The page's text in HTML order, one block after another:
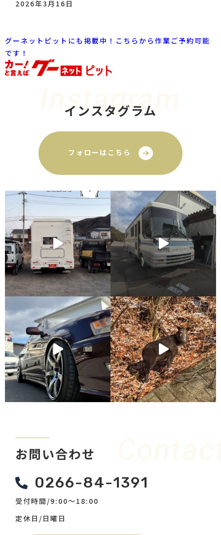
2026年3月16日
グーネットピットにも掲載中！こちらから作業ご予約可能
です！
Instagram
インスタグラム
フォローはこちら
お問い合わせ
0266-84-1391
受付時間/9:00〜18:00
定休日/日曜日